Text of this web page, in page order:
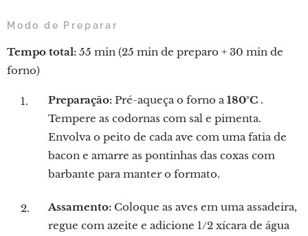
Modo de Preparar
Tempo total: 55 min (25 min de preparo + 30 min de
forno)
Preparação: Pré-aqueça o forno a180°C .
Tempere as codornas com sal e pimenta.
Envolva o peito de cada ave com uma fatia de
bacon e amarre as pontinhas das coxas com
barbante para manter o formato.
Assamento: Coloque as aves em uma assadeira,
regue com azeite e adicione 1/2 xícara de água